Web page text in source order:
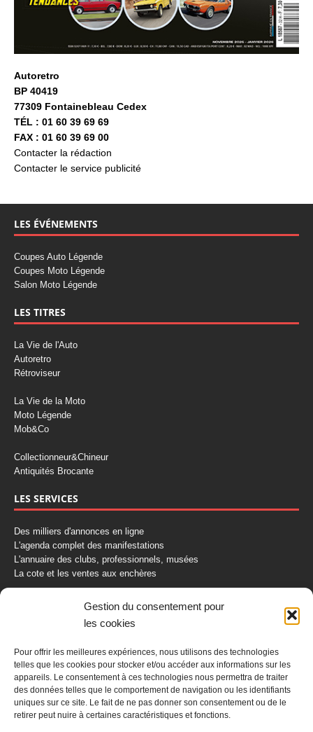
Gestion du consentement pour
les cookies
Pour offrir les meilleures expériences, nous utilisons des technologies
telles que les cookies pour stocker et/ou accéder aux informations sur les
appareils. Le consentement à ces technologies nous permettra de traiter
des données telles que le comportement de navigation ou les identifiants
uniques sur ce site. Le fait de ne pas donner son consentement ou de le
retirer peut nuire à certaines caractéristiques et fonctions.
Autoretro
BP 40419
77309 Fontainebleau Cedex
TÉL : 01 60 39 69 69
FAX : 01 60 39 69 00
Contacter la rédaction
Contacter le service publicité
LES ÉVÉNEMENTS
Coupes Auto Légende
Coupes Moto Légende
Salon Moto Légende
LES TITRES
La Vie de l'Auto
Autoretro
Rétroviseur
La Vie de la Moto
Moto Légende
Mob&Co
Collectionneur&Chineur
Antiquités Brocante
LES SERVICES
Des milliers d'annonces en ligne
L'agenda complet des manifestations
L'annuaire des clubs, professionnels, musées
La cote et les ventes aux enchères
La Boutique du Collectionneur
AUTORETRO
BP 40419
77309 Fontainebleau Cedex